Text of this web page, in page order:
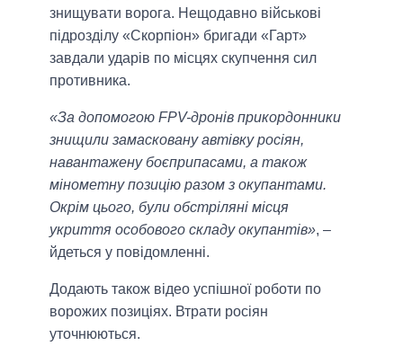
знищувати ворога. Нещодавно військові
підрозділу «Скорпіон» бригади «Гарт»
завдали ударів по місцях скупчення сил
противника.
«За допомогою FPV-дронів прикордонники
знищили замасковану автівку росіян,
навантажену боєприпасами, а також
мінометну позицію разом з окупантами.
Окрім цього, були обстріляні місця
укриття особового складу окупантів», –
йдеться у повідомленні.
Додають також відео успішної роботи по
ворожих позиціях. Втрати росіян
уточнюються.